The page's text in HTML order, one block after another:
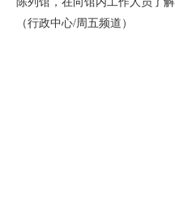
（行政中心/周五频道）